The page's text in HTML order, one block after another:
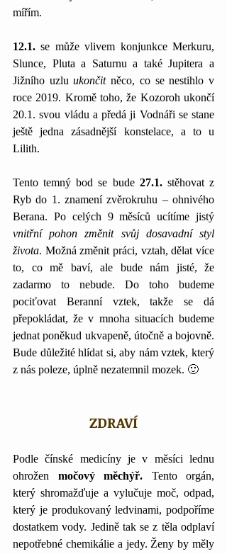
mířím.
12.1. se může vlivem konjunkce Merkuru,
Slunce, Pluta a Saturnu a také Jupitera a
Jižního uzlu ukončit něco, co se nestihlo v
roce 2019. Kromě toho, že Kozoroh ukončí
20.1. svou vládu a předá ji Vodnáři se stane
ještě jedna zásadnější konstelace, a to u
Lilith.
Tento temný bod se bude 27.1. stěhovat z
Ryb do 1. znamení zvěrokruhu – ohnivého
vnitřní pohon změnit svůj dosavadní styl
života. Možná změnit práci, vztah, dělat více
to, co mě baví, ale bude nám jisté, že
zadarmo to nebude. Do toho budeme
pociťovat Beranní vztek, takže se dá
přepokládat, že v mnoha situacích budeme
jednat poněkud ukvapeně, útočně a bojovně.
Bude důležité hlídat si, aby nám vztek, který
z nás poleze, úplně nezatemnil mozek. 🙂
ZDRAVÍ
Podle čínské medicíny je v měsíci lednu
ohrožen močový měchýř. Tento orgán,
který shromažďuje a vylučuje moč, odpad,
který je produkovaný ledvinami, podpoříme
dostatkem vody. Jedině tak se z těla odplaví
nepotřebné chemikálie a jedy. Ženy by měly